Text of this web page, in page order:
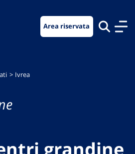
Area riservata
Ivrea
grandine